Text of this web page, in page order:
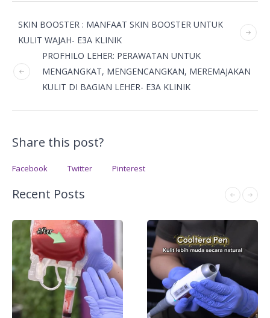
SKIN BOOSTER : MANFAAT SKIN BOOSTER UNTUK
KULIT WAJAH- E3A KLINIK
PROFHILO LEHER: PERAWATAN UNTUK
MENGANGKAT, MENGENCANGKAN, MEREMAJAKAN
KULIT DI BAGIAN LEHER- E3A KLINIK
Share this post?
Facebook Twitter Pinterest
Recent Posts